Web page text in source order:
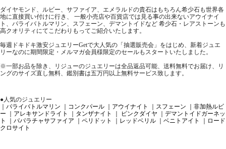
ダイヤモンド、ルビー、サファイア、エメラルドの貴石はもちろん希少石も世界各
地に直接買い付けに行き、 一般小売店や百貨店では見る事の出来ないアウイナイ
ト、パライバトルマリン、スフェーン、デマントイドなど 希少石・レアストーンも
高クオリティにてこだわりもってご紹介いたします。
毎週ドキドキ激安ジュエリーGetで大人気の「抽選販売会」をはじめ、新着ジュエ
リーなのに期間限定・メルマガ会員様限定のセールもスタートいたしました。
※一部お品を除き、リジューのジュエリーは全品返品可能、送料無料でお届け、リ
ングのサイズ直し無料、鑑別書は五万円以上無料サービス致します。
●人気のジュエリー
｜パライバトルマリン
｜コンクパール ｜アウイナイト ｜スフェーン
｜非加熱ルビ
ー
｜アレキサンドライト ｜タンザナイト ｜ ピンクダイヤ
｜デマントイドガーネッ
ト
｜パパラチャサファイア ｜ペリドット ｜レッドベリル ｜ベニトアイト
｜ロード
クロサイト